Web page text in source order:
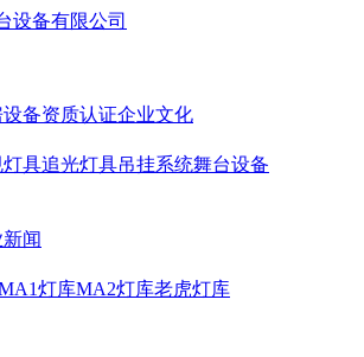
备资质认证企业文化
具追光灯具吊挂系统舞台设备
闻
灯库MA2灯库老虎灯库